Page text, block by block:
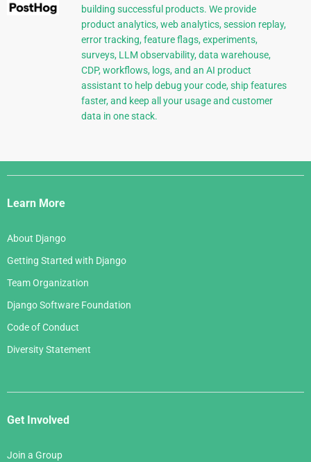
building successful products. We provide
product analytics, web analytics, session replay,
error tracking, feature flags, experiments,
surveys, LLM observability, data warehouse,
CDP, workflows, logs, and an AI product
assistant to help debug your code, ship features
faster, and keep all your usage and customer
data in one stack.
Django
Links
Learn More
About Django
Getting Started with Django
Team Organization
Django Software Foundation
Code of Conduct
Diversity Statement
Get Involved
Join a Group